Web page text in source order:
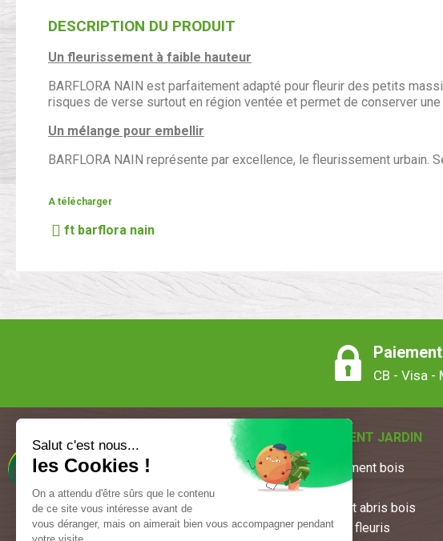
DESCRIPTION DU PRODUIT
Un fleurissement à faible hauteur
BARFLORA NAIN est parfaitement adapté pour fleurir des petits
risques de verse surtout en région ventée et permet de conserver
Un mélange pour embellir
BARFLORA NAIN représente par excellence, le fleurissement
A télécharger
ft barflora nain
CB - Visa -
AMÉNAGEMENT JARDIN
Aménagement bois
Brouettes
Garages et abris bois
Mélanges fleuris
Salut c'est nous...
les Cookies !
On a attendu d'être sûrs que le contenu
de ce site vous intéresse avant de
vous déranger, mais on aimerait bien vous accompagner pendant
votre visite...